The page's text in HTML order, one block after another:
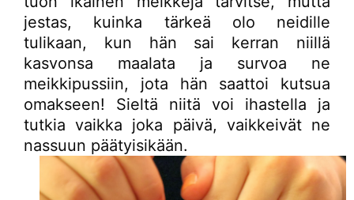
jestas, kuinka tärkeä olo neidille
tulikaan, kun hän sai kerran niillä
kasvonsa maalata ja survoa ne
meikkipussiin, jota hän saattoi kutsua
omakseen! Sieltä niitä voi ihastella ja
tutkia vaikka joka päivä, vaikkeivät ne
nassuun päätyisikään.